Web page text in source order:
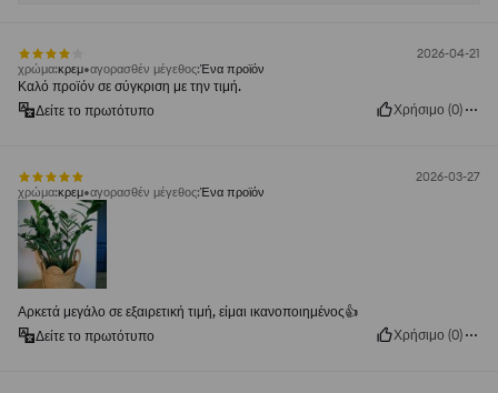
2026-04-21
χρώμα:κρεμ αγορασθέν μέγεθος:Ένα προϊόν
Καλό προϊόν σε σύγκριση με την τιμή.
Δείτε το πρωτότυπο
Χρήσιμο (0)
2026-03-27
χρώμα:κρεμ αγορασθέν μέγεθος:Ένα προϊόν
Αρκετά μεγάλο σε εξαιρετική τιμή, είμαι ικανοποιημένος👍️
Δείτε το πρωτότυπο
Χρήσιμο (0)